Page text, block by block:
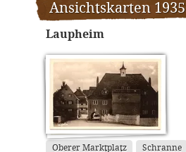
Ansichtskarten 1935
Laupheim
Oberer Marktplatz Schranne